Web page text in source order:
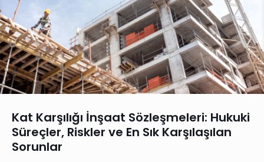
Kat Karşılığı İnşaat Sözleşmeleri: Hukuki
Süreçler, Riskler ve En Sık Karşılaşılan
Sorunlar